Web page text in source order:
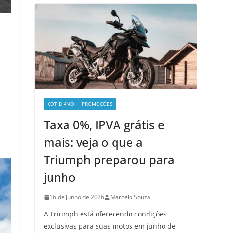
COTIDIANO PROMOÇÕES
Taxa 0%, IPVA grátis e
mais: veja o que a
Triumph preparou para
junho
16 de junho de 2026 Marcelo Souza
A Triumph está oferecendo condições
exclusivas para suas motos em junho de